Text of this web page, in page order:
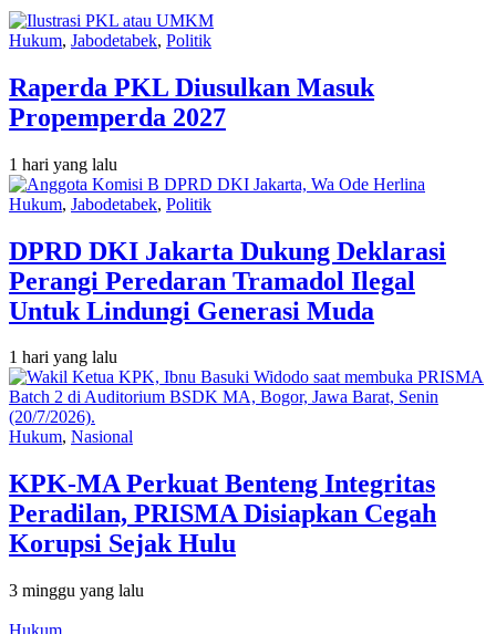
Hukum, Jabodetabek, Politik
Raperda PKL Diusulkan Masuk
Propemperda 2027
1 hari yang lalu
Hukum, Jabodetabek, Politik
DPRD DKI Jakarta Dukung Deklarasi
Perangi Peredaran Tramadol Ilegal
Untuk Lindungi Generasi Muda
1 hari yang lalu
Hukum, Nasional
KPK-MA Perkuat Benteng Integritas
Peradilan, PRISMA Disiapkan Cegah
Korupsi Sejak Hulu
3 minggu yang lalu